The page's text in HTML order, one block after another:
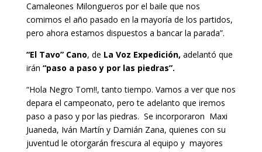
Camaleones Milongueros por el baile que nos
comimos el año pasado en la mayoría de los partidos,
pero ahora estamos dispuestos a bancar la parada”.
“El Tavo” Cano, de La Voz Expedición, adelantó que
irán “paso a paso y por las piedras”.
“Hola Negro Tom!!, tanto tiempo. Vamos a ver que nos
depara el campeonato, pero te adelanto que iremos
paso a paso y por las piedras. Se incorporaron Maxi
Juaneda, Iván Martín y Damián Zana, quienes con su
juventud le otorgarán frescura al equipo y mayores